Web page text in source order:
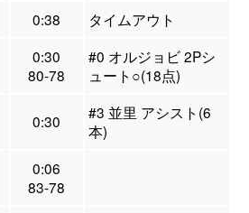
0:38
タイムアウト
0:30
80-78
#0 オルジョビ 2Pシ
ュート○(18点)
0:30
#3 並里 アシスト(6
本)
0:06
83-78